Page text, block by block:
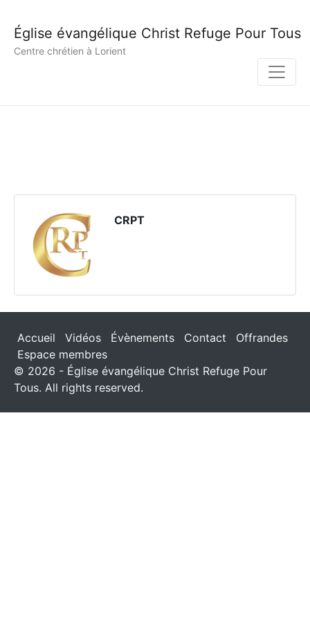
Église évangélique Christ Refuge Pour Tous
Centre chrétien à Lorient
CRPT
Accueil Vidéos Évènements Contact
Offrandes
Espace membres
© 2026 - Église évangélique Christ Refuge Pour
Tous. All rights reserved.